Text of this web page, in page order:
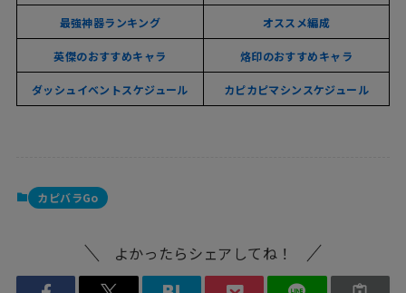
最強神器ランキング オススメ編成
英傑のおすすめキャラ 烙印のおすすめキャラ
ダッシュイベントスケジュール カピカピマシンスケジュール
カピバラGo
よかったらシェアしてね！